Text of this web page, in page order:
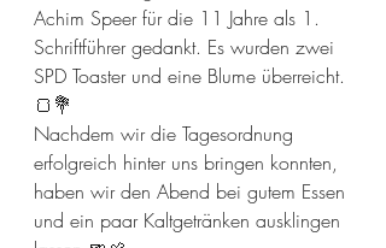
Achim Speer für die 11 Jahre als 1.
Schriftführer gedankt. Es wurden zwei
SPD Toaster und eine Blume überreicht.
🍞💐
Nachdem wir die Tagesordnung
erfolgreich hinter uns bringen konnten,
haben wir den Abend bei gutem Essen
und ein paar Kaltgetränken ausklingen